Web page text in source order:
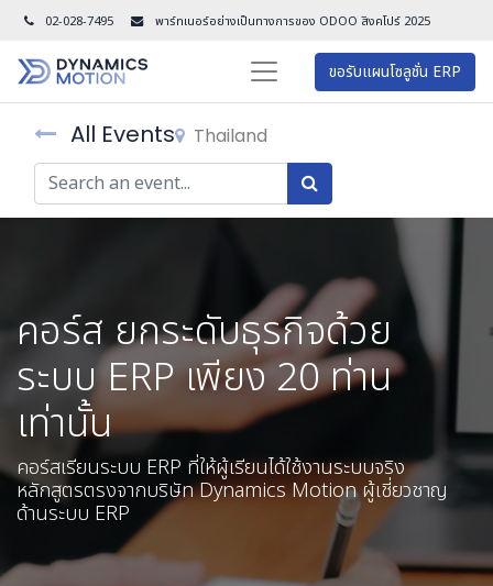
02-028-7495 พาร์ทเนอร์อย่างเป็นทางการของ ODOO สิงคโปร์ 2025
ขอรับแผนโซลูชั่น ERP
All Events Thailand
คอร์ส ยกระดับธุรกิจด้วย
ระบบ ERP เพียง 20 ท่าน
เท่านั้น
คอร์สเรียนระบบ ERP ที่ให้ผู้เรียนได้ใช้งานระบบจริง
หลักสูตรตรงจากบริษัท Dynamics Motion ผู้เชี่ยวชาญ
ด้านระบบ ERP